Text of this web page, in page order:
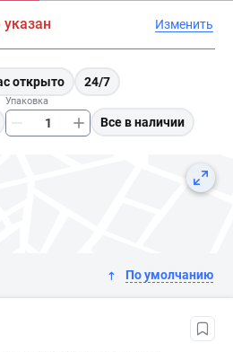
указан Изменить
открыто 24/7
Упаковка
Все в наличии
По умолчанию